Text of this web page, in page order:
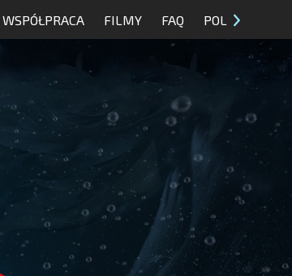
WSPÓŁPRACA FILMY FAQ POL